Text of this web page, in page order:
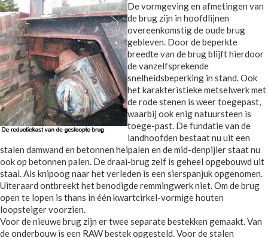
De vormgeving en afmetingen van
de brug zijn in hoofdlijnen
overeenkomstig de oude brug
gebleven. Door de beperkte
breedte van de brug blijft hierdoor
de vanzelfsprekende
snelheidsbeperking in stand. Ook
het karakteristieke metselwerk met
de rode stenen is weer toegepast,
waarbij ook enig natuursteen is
toege-past. De fundatie van de
landhoofden bestaat nu uit een
stalen damwand en betonnen heipalen en de mid-denpijler staat nu
ook op betonnen palen. De draai-brug zelf is geheel opgebouwd uit
staal. Als knipoog naar het verleden is een sierspanjuk opgenomen.
Uiteraard ontbreekt het benodigde remmingwerk niet. Om de brug
open te lopen is thans in één kwartcirkel-vormige houten
loopsteiger voorzien.
Voor de nieuwe brug zijn er twee separate bestekken gemaakt. Van
de onderbouw is een RAW bestek opgesteld. Voor de stalen